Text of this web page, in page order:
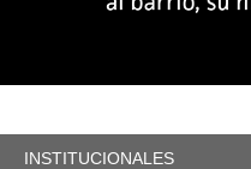
INSTITUCIONALES